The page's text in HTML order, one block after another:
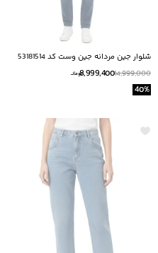
شلوار جين مردانه جين وست كد 53181514
14,999,000
8,999,400تومانــ
40%